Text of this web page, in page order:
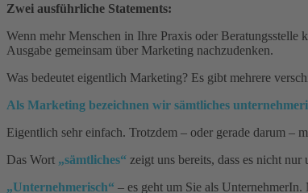
Zwei ausführliche Statements:
Wenn mehr Menschen in Ihre Praxis oder
Ausgabe gemeinsam über Marketing nachzudenken.
Was bedeutet eigentlich Marketing? Es gibt mehrere
Als Marketing bezeichnen wir sämtliches
Eigentlich sehr einfach. Trotzdem – oder gerade darum –
Das Wort „sämtliches“ zeigt uns bereits, dass es nicht
„Unternehmerisch“ – es geht um Sie als